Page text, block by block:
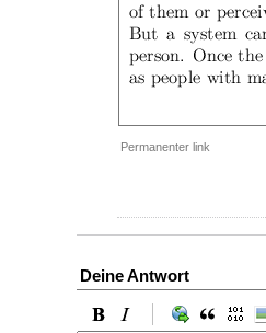
Permanenter link
Deine Antwort